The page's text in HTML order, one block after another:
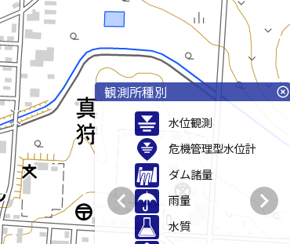
観測所種別 highlight_off
水位観測
危機管理型水位計
ダム諸量
雨量
水質
chevron_left chevron_right